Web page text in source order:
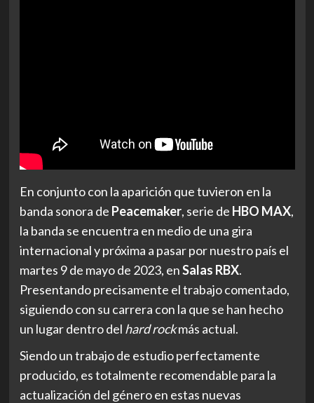
En conjunto con la aparición que tuvieron en la
banda sonora de Peacemaker, serie de HBO MAX,
la banda se encuentra en medio de una gira
internacional y próxima a pasar por nuestro país el
martes 9 de mayo de 2023, enSalas RBX.
Presentando precisamente el trabajo comentado,
siguiendo con su carrera con la que se han hecho
un lugar dentro del hard rockmás actual.
Siendo un trabajo de estudio perfectamente
producido, es totalmente recomendable para la
actualización del género en estas nuevas